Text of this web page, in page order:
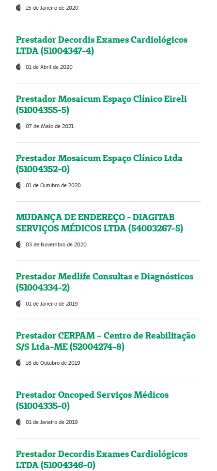
15 de Janeiro de 2020
Prestador Decordis Exames Cardiológicos
LTDA (51004347-4)
01 de Abril de 2020
Prestador Mosaicum Espaço Clínico Eireli
(51004355-5)
07 de Maio de 2021
Prestador Mosaicum Espaço Clínico Ltda
(51004352-0)
01 de Outubro de 2020
MUDANÇA DE ENDEREÇO - DIAGITAB
SERVIÇOS MÉDICOS LTDA (54003267-5)
03 de Novembro de 2020
Prestador Medlife Consultas e Diagnósticos
(51004334-2)
01 de Janeiro de 2019
Prestador CERPAM – Centro de Reabilitação
S/S Ltda-ME (52004274-8)
18 de Outubro de 2019
Prestador Oncoped Serviços Médicos
(51004335-0)
01 de Janeiro de 2019
Prestador Decordis Exames Cardiológicos
LTDA (51004346-0)